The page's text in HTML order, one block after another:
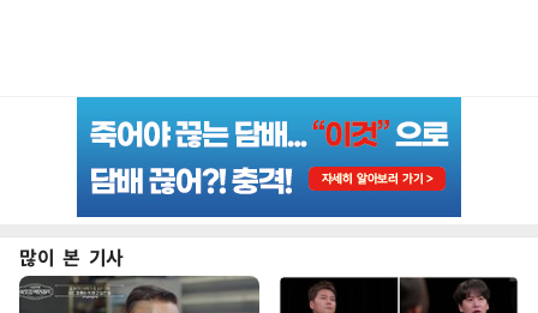
많이 본 기사